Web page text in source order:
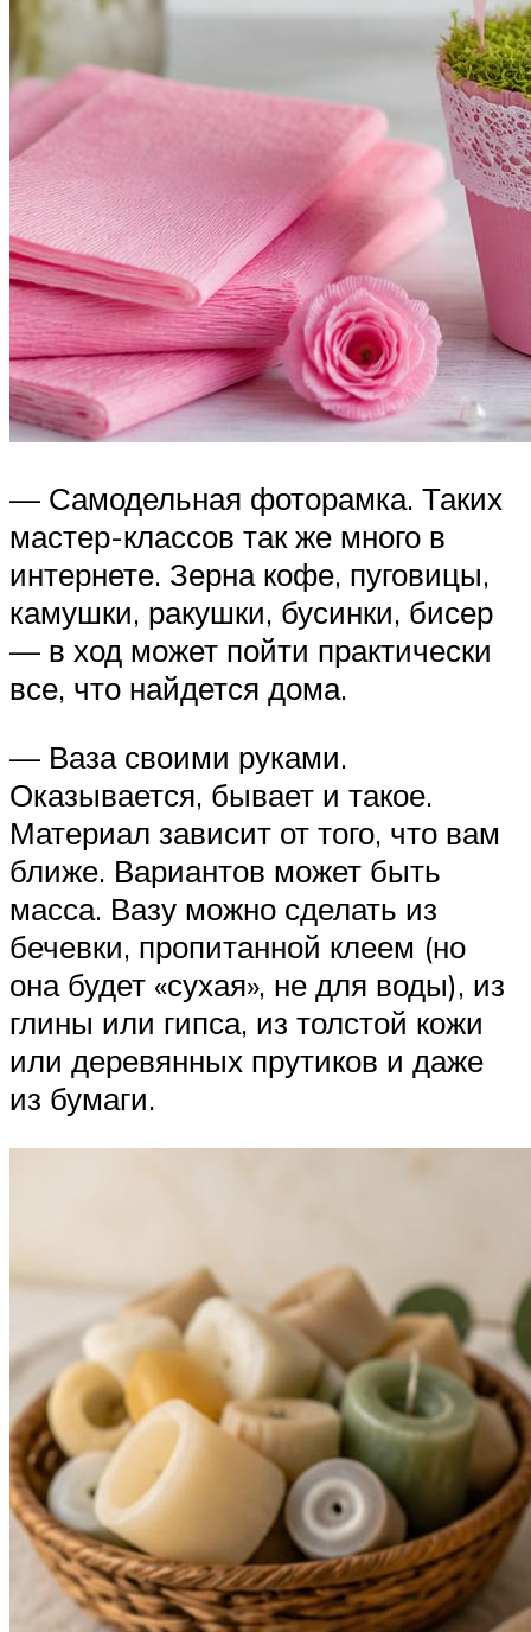
— Самодельная фоторамка. Таких
мастер-классов так же много в
интернете. Зерна кофе, пуговицы,
камушки, ракушки, бусинки, бисер
— в ход может пойти практически
все, что найдется дома.
— Ваза своими руками.
Оказывается, бывает и такое.
Материал зависит от того, что вам
ближе. Вариантов может быть
масса. Вазу можно сделать из
бечевки, пропитанной клеем (но
она будет «сухая», не для воды), из
глины или гипса, из толстой кожи
или деревянных прутиков и даже
из бумаги.